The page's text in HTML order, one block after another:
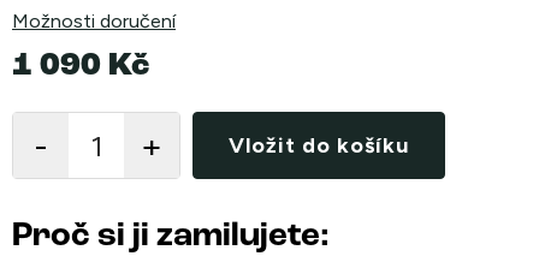
Možnosti doručení
1 090 Kč
cena:
Vložit do košíku
Proč si ji zamilujete: